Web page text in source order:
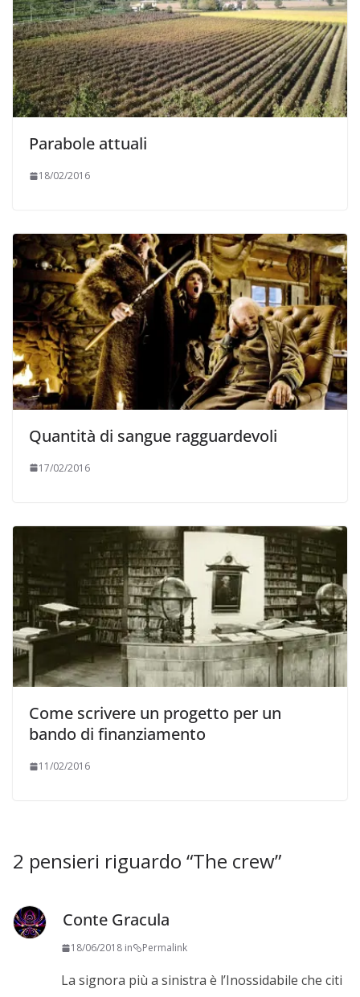
Parabole attuali
18/02/2016
Quantità di sangue ragguardevoli
17/02/2016
Come scrivere un progetto per un
bando di finanziamento
11/02/2016
2 pensieri riguardo “The crew”
Conte Gracula
18/06/2018 in Permalink
La signora più a sinistra è l’Inossidabile che citi